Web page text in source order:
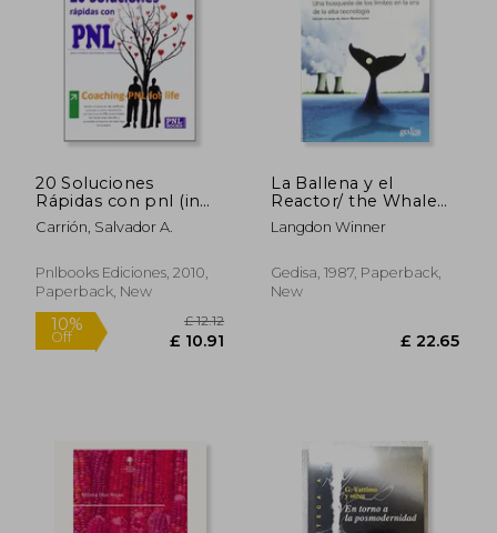
£ 22.33
20 Soluciones
Rápidas con pnl (in
Spanish)
Carrión, Salvador A.
Pnlbooks Ediciones, 2010,
Paperback, New
La Ballena y el
Reactor/ the Whale
and the Reactor: Una
Busqueda de los
Alta Tecnologia/ a
Search for Limits in
(Spanish Edition) (in
Langdon Winner
Gedisa, 1987, Paperback,
New